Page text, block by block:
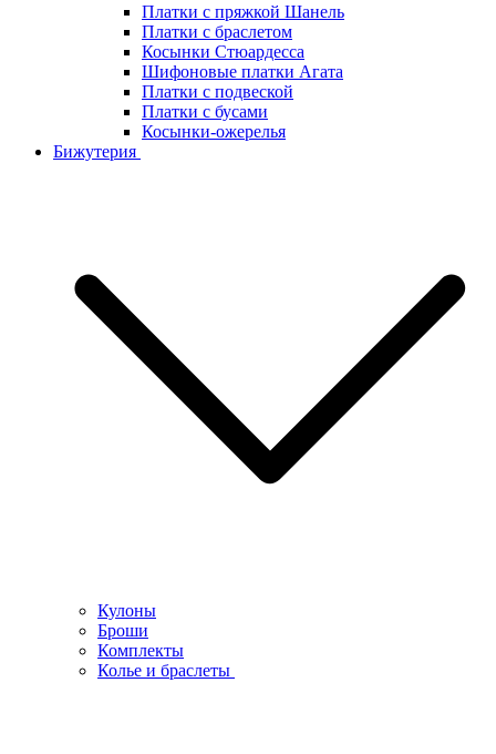
Платки с пряжкой Шанель
Платки с браслетом
Косынки Стюардесса
Шифоновые платки Агата
Платки с подвеской
Платки с бусами
Косынки-ожерелья
Бижутерия
Кулоны
Броши
Комплекты
Колье и браслеты